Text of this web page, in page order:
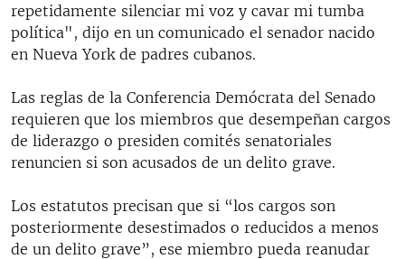
repetidamente silenciar mi voz y cavar mi tumba
política", dijo en un comunicado el senador nacido
en Nueva York de padres cubanos.
Las reglas de la Conferencia Demócrata del Senado
requieren que los miembros que desempeñan cargos
de liderazgo o presiden comités senatoriales
renuncien si son acusados de un delito grave.
Los estatutos precisan que si “los cargos son
posteriormente desestimados o reducidos a menos
de un delito grave”, ese miembro pueda reanudar